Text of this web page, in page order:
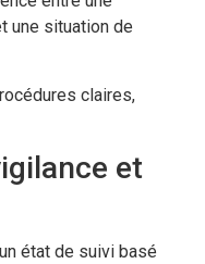
une situation de
claires,
et
état de suivi basé